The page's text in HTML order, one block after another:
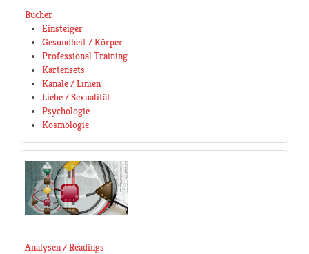
Bücher
Einsteiger
Gesundheit / Körper
Professional Training
Kartensets
Kanäle / Linien
Liebe / Sexualität
Psychologie
Kosmologie
Analysen / Readings